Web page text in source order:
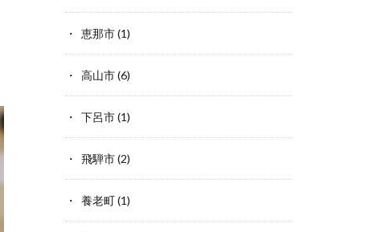
恵那市(1)
高山市(6)
下呂市(1)
飛騨市(2)
養老町(1)